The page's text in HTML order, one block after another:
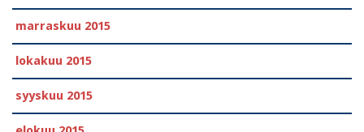
marraskuu 2015
lokakuu 2015
syyskuu 2015